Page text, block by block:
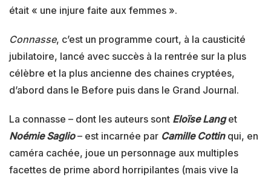
était « une injure faite aux femmes ».
Connasse, c’est un programme court, à la causticité
jubilatoire, lancé avec succès à la rentrée sur la plus
célèbre et la plus ancienne des chaines cryptées,
d’abord dans le Before puis dans le Grand Journal.
La connasse – dont les auteurs sont Eloïse Langet
Noémie Saglio– est incarnée par Camille Cottinqui, en
caméra cachée, joue un personnage aux multiples
facettes de prime abord horripilantes (mais vive la